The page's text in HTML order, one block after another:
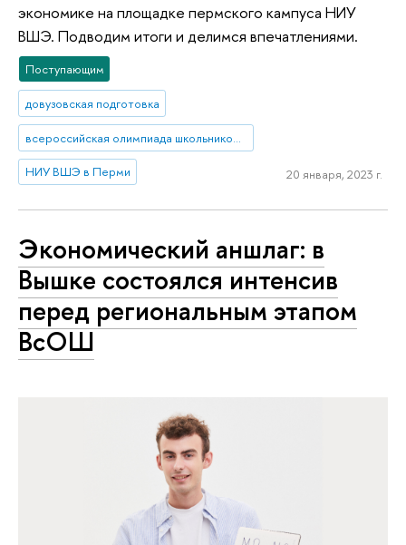
экономике на площадке пермского кампуса НИУ
ВШЭ. Подводим итоги и делимся впечатлениями.
Поступающим
довузовская подготовка
НИУ ВШЭ в Перми 20 января, 2023 г.
Экономический аншлаг: в
Вышке состоялся интенсив
перед региональным этапом
ВсОШ